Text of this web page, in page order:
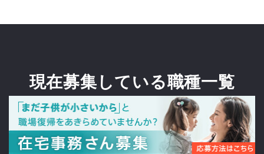
現在募集している職種一覧